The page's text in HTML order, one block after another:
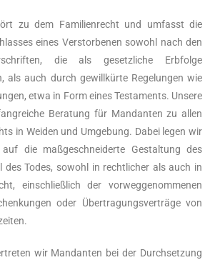
zu dem Familienrecht und umfasst die
eines Verstorbenen sowohl nach den
die als gesetzliche Erbfolge
als auch durch gewillkürte Regelungen wie
etwa in Form eines Testaments. Unsere
Beratung für Mandanten zu allen
in Weiden und Umgebung. Dabei legen wir
auf die maßgeschneiderte Gestaltung des
des Todes, sowohl in rechtlicher als auch in
einschließlich der vorweggenommenen
oder Übertragungsverträge von
wir Mandanten bei der Durchsetzung